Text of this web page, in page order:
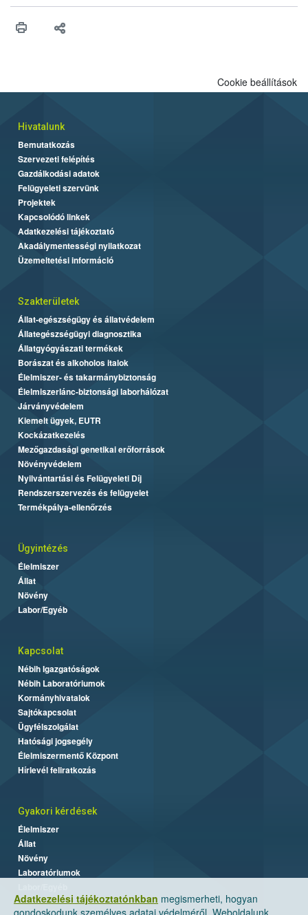
vonni az ebek viselkedésének megítélésében jártas szakértőt.
Adatkezelési tájékoztatónkban megismerheti, hogyan
gondoskodunk személyes adatai védelméről. Weboldalunk
Cookie beállítások
Hivatalunk
Bemutatkozás
Szervezeti felépítés
Gazdálkodási adatok
Felügyeleti szervünk
Projektek
Kapcsolódó linkek
Adatkezelési tájékoztató
Akadálymentességi nyilatkozat
Üzemeltetési információ
Szakterületek
Állat-egészségügy és állatvédelem
Állategészségügyi diagnosztika
Állatgyógyászati termékek
Borászat és alkoholos italok
Élelmiszer- és takarmánybiztonság
Élelmiszerlánc-biztonsági laborhálózat
Járványvédelem
Kiemelt ügyek, EUTR
Kockázatkezelés
Mezőgazdasági genetikai erőforrások
Növényvédelem
Nyilvántartási és Felügyeleti Díj
Rendszerszervezés és felügyelet
Termékpálya-ellenőrzés
Ügyintézés
Élelmiszer
Állat
Növény
Labor/Egyéb
Kapcsolat
Nébih Igazgatóságok
Nébih Laboratóriumok
Kormányhivatalok
Sajtókapcsolat
Ügyfélszolgálat
Hatósági jogsegély
Élelmiszermentő Központ
Hírlevél feliratkozás
Gyakori kérdések
Élelmiszer
Állat
Növény
Laboratóriumok